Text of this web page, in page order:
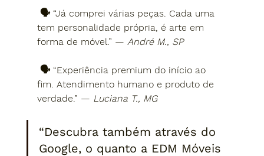
tem personalidade própria, é arte em
forma de móvel.” — André M., SP
fim. Atendimento humano e produto de
verdade.” — Luciana T., MG
“Descubra também através do
Google, o quanto a EDM Móveis